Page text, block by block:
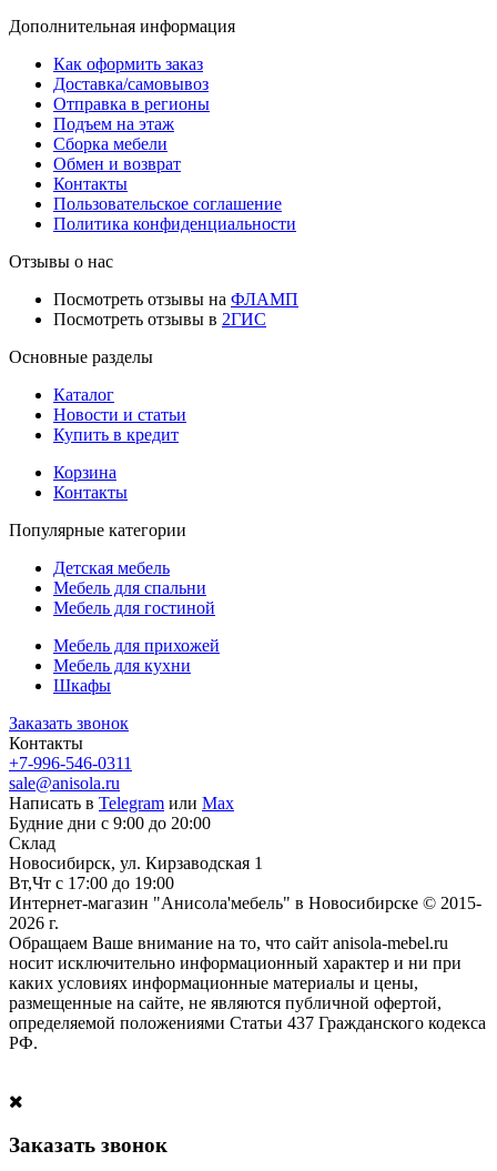
Дополнительная информация
Как оформить заказ
Доставка/самовывоз
Отправка в регионы
Подъем на этаж
Сборка мебели
Обмен и возврат
Контакты
Пользовательское соглашение
Политика конфиденциальности
Отзывы о нас
Посмотреть отзывы на ФЛАМП
Посмотреть отзывы в 2ГИС
Основные разделы
Каталог
Новости и статьи
Купить в кредит
Корзина
Контакты
Популярные категории
Детская мебель
Мебель для спальни
Мебель для гостиной
Мебель для прихожей
Мебель для кухни
Шкафы
Заказать звонок
Контакты
+7-996-546-0311
sale@anisola.ru
Написать в Telegram или Max
Будние дни с 9:00 до 20:00
Склад
Новосибирск, ул. Кирзаводская 1
Вт,Чт с 17:00 до 19:00
Интернет-магазин "Анисола'мебель" в Новосибирске © 2015-
2026 г.
Обращаем Ваше внимание на то, что сайт anisola-mebel.ru
носит исключительно информационный характер и ни при
каких условиях информационные материалы и цены,
размещенные на сайте, не являются публичной офертой,
определяемой положениями Статьи 437 Гражданского кодекса
РФ.
Заказать звонок